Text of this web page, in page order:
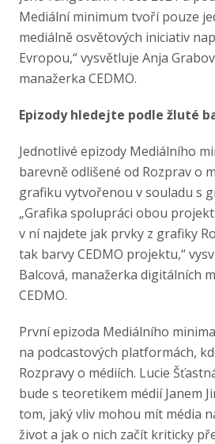
Mediální minimum tvoří pouze
mediálně osvětových iniciativ
Evropou,“ vysvětluje Anja
manažerka CEDMO.
Epizody hledejte podle žluté
Jednotlivé epizody Mediálního
barevně odlišené od Rozprav o
grafiku vytvořenou v souladu s
„Grafika spolupráci obou
v ní najdete jak prvky z grafiky
tak barvy CEDMO projektu,“
Balcová, manažerka digitálních
CEDMO.
První epizoda Mediálního
na podcastových platformách,
Rozpravy o médiích. Lucie
bude s teoretikem médií Janem
tom, jaký vliv mohou mít média
život a jak o nich začít kriticky